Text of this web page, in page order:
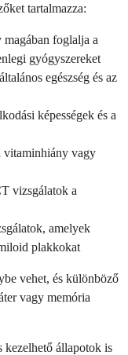
tartalmazza:
magában foglalja a
gyógyszereket
egészség és az
képességek és a
vitaminhiány vagy
vizsgálatok a
amelyek
plakkokat
vehet, és különböző
vagy memória
kezelhető állapotok is